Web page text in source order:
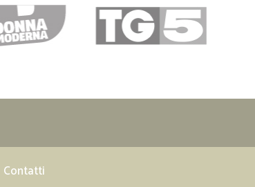
10/10/2020
Contatti